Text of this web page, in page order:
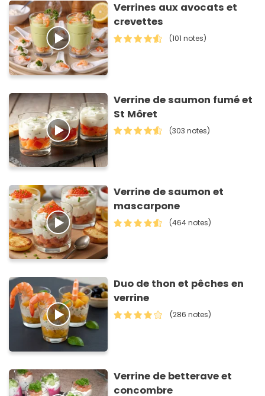
Verrines aux avocats et
crevettes
(101 notes)
Verrine de saumon fumé et
St Môret
(303 notes)
Verrine de saumon et
mascarpone
(464 notes)
Duo de thon et pêches en
verrine
(286 notes)
Verrine de betterave et
concombre